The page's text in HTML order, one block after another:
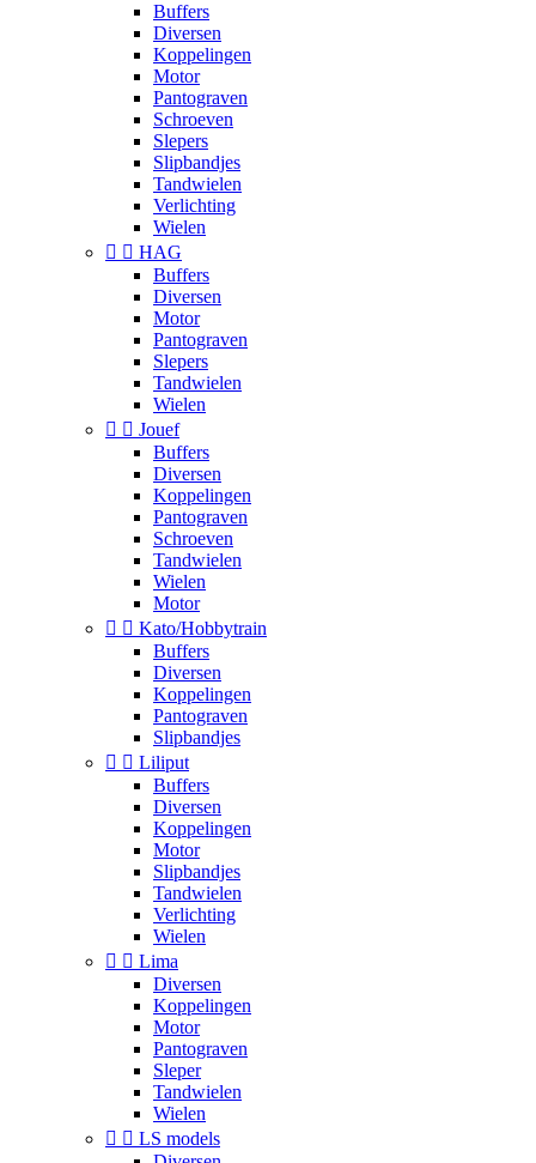
Buffers
Diversen
Koppelingen
Motor
Pantograven
Schroeven
Slepers
Slipbandjes
Tandwielen
Verlichting
Wielen
  HAG
Buffers
Diversen
Motor
Pantograven
Slepers
Tandwielen
Wielen
  Jouef
Buffers
Diversen
Koppelingen
Pantograven
Schroeven
Tandwielen
Wielen
Motor
  Kato/Hobbytrain
Buffers
Diversen
Koppelingen
Pantograven
Slipbandjes
  Liliput
Buffers
Diversen
Koppelingen
Motor
Slipbandjes
Tandwielen
Verlichting
Wielen
  Lima
Diversen
Koppelingen
Motor
Pantograven
Sleper
Tandwielen
Wielen
  LS models